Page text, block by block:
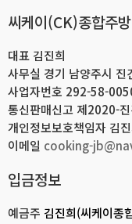
씨케이(CK)종합주방
대표 김진희
사무실 경기 남양주시
사업자번호 292-58-
통신판매신고 제2020-
개인정보보호책임자 김
이메일 cooking-
입금정보
예금주 김진희(씨케이종